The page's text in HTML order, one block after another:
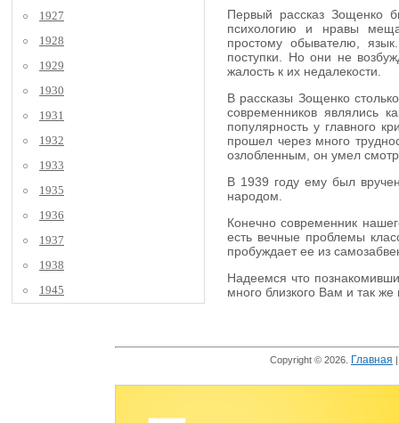
1927
1928
1929
1930
1931
1932
1933
1935
1936
1937
1938
1945
Первый рассказ Зощенко
психологию и нравы
простому обывателю,
поступки. Но они не
жалость к их недалекости.
В рассказы Зощенко
современников являлись
популярность у главного
прошел через много
озлобленным, он умел
В 1939 году ему был
народом.
Конечно современник
есть вечные проблемы
пробуждает ее из
Надеемся что
много близкого Вам и так
Copyright © 2026. Главная